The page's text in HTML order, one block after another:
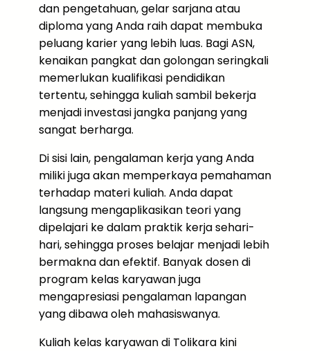
dan pengetahuan, gelar sarjana atau
diploma yang Anda raih dapat membuka
peluang karier yang lebih luas. Bagi ASN,
kenaikan pangkat dan golongan seringkali
memerlukan kualifikasi pendidikan
tertentu, sehingga kuliah sambil bekerja
menjadi investasi jangka panjang yang
sangat berharga.
Di sisi lain, pengalaman kerja yang Anda
miliki juga akan memperkaya pemahaman
terhadap materi kuliah. Anda dapat
langsung mengaplikasikan teori yang
dipelajari ke dalam praktik kerja sehari-
hari, sehingga proses belajar menjadi lebih
bermakna dan efektif. Banyak dosen di
program kelas karyawan juga
mengapresiasi pengalaman lapangan
yang dibawa oleh mahasiswanya.
Kuliah kelas karyawan di Tolikara kini